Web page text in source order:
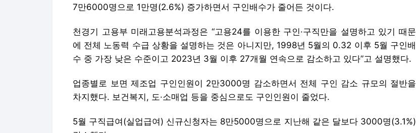
업종별로 보면 제조업 구인인원이 2만3000명 감소하면서 전체 구인 감소 규모의 절반을
5월 구직급여(실업급여) 신규신청자는 8만5000명으로 지난해 같은 달보다 3000명(3.1%)
감소했다.
구직급여 지급자는 67만명으로 전년 동월 대비 2만4000명(3.7%) 늘었다. 구직급여 지급
액은 1조1108억원으로 322억원(3.0%) 증가했다.
올해 구직급여 예산은 10조9000억원으로 5월까지 5조3633억원이 지급돼 벌써 예산 절